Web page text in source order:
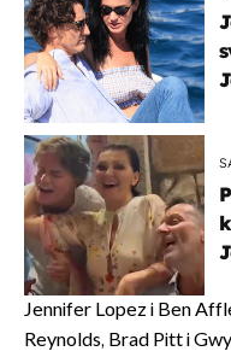
Jennifer Lopez i Ben
Reynolds, Brad Pitt i